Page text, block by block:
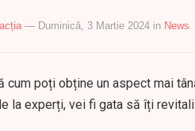
— Duminică, 3 Martie 2024 in News
cum poți obține un aspect mai
la experți, vei fi gata să îți